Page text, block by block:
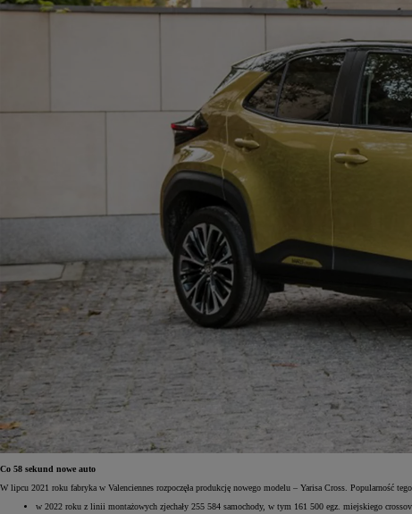
Co 58 sekund nowe auto
W lipcu 2021 roku fabryka w Valenciennes rozpoczęła produkcję nowego modelu – Yarisa Cross. Popularność
w 2022 roku z linii montażowych zjechały 255 584 samochody, w tym 161 500 egz. miejskiego